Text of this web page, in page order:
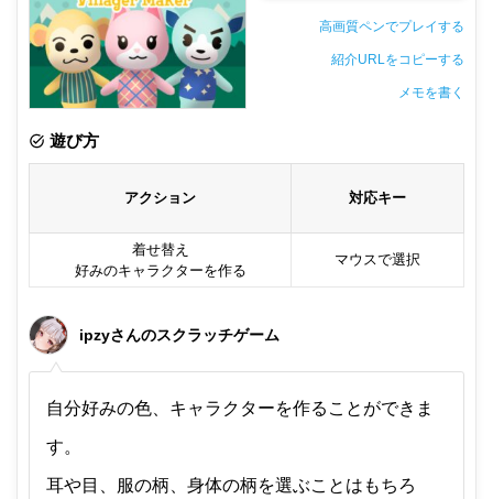
高画質ペンでプレイする
紹介URLをコピーする
メモを書く
遊び方
アクション 対応キー
着せ替え
好みのキャラクターを作る
マウスで選択
ipzyさんのスクラッチゲーム
自分好みの色、キャラクターを作ることができま
す。
耳や目、服の柄、身体の柄を選ぶことはもちろ